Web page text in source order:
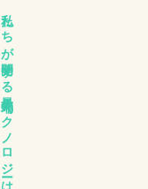
私たちが開発する最先端テクノロジーは